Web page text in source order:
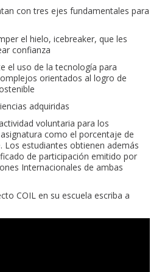
con tres ejes fundamentales para
el hielo, icebreaker, que les
confianza
el uso de la tecnología para
orientados al logro de
adquiridas
voluntaria para los
como el porcentaje de
Los estudiantes obtienen además
de participación emitido por
Internacionales de ambas
COIL en su escuela escriba a